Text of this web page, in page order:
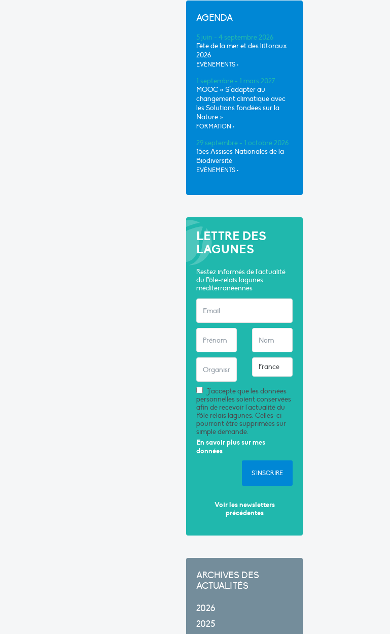
AGENDA
5 juin - 4 septembre 2026
Fête de la mer et des littoraux
2026
EVÈNEMENTS •
1 septembre - 1 mars 2027
MOOC « S’adapter au
changement climatique avec
les Solutions fondées sur la
Nature »
FORMATION •
29 septembre - 1 octobre 2026
15es Assises Nationales de la
Biodiversité
EVÈNEMENTS •
LETTRE DES
LAGUNES
Restez informés de l'actualité
du Pôle-relais lagunes
méditerranéennes
J'accepte que les données
personnelles soient conservées
afin de recevoir l'actualité du
Pôle relais lagunes. Celles-ci
pourront être supprimées sur
simple demande.
En savoir plus sur mes
données
S'INSCRIRE
Voir les newsletters
précédentes
ARCHIVES DES
ACTUALITÉS
2026
2025